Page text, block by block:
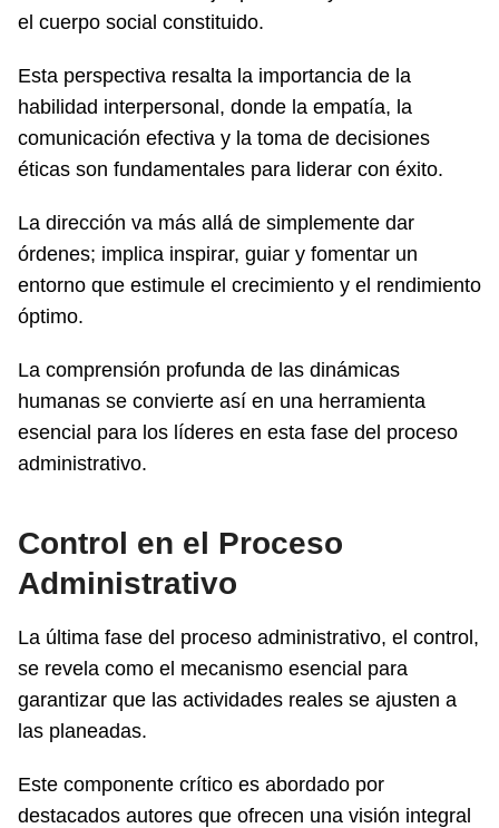
el cuerpo social constituido.
Esta perspectiva resalta la importancia de la
habilidad interpersonal, donde la empatía, la
comunicación efectiva y la toma de decisiones
éticas son fundamentales para liderar con éxito.
La dirección va más allá de simplemente dar
órdenes; implica inspirar, guiar y fomentar un
entorno que estimule el crecimiento y el rendimiento
óptimo.
La comprensión profunda de las dinámicas
humanas se convierte así en una herramienta
esencial para los líderes en esta fase del proceso
administrativo.
Control en el Proceso
Administrativo
La última fase del proceso administrativo, el control,
se revela como el mecanismo esencial para
garantizar que las actividades reales se ajusten a
las planeadas.
Este componente crítico es abordado por
destacados autores que ofrecen una visión integral